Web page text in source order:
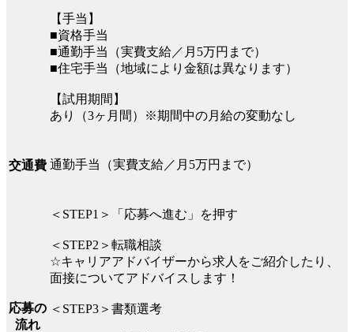
【手当】
■資格手当
■通勤手当（実費支給／月5万円まで）
■住宅手当（地域により金額は異なります）
【試用期間】
あり（3ヶ月間）※期間中の月給の変動なし
交通費 通勤手当（実費支給／月5万円まで）
応募の
流れ
＜STEP1＞「応募へ進む」を押す
＜STEP2＞転職相談
☆キャリアアドバイザーから求人をご紹介したり、
面接についてアドバイスします！
＜STEP3＞書類選考